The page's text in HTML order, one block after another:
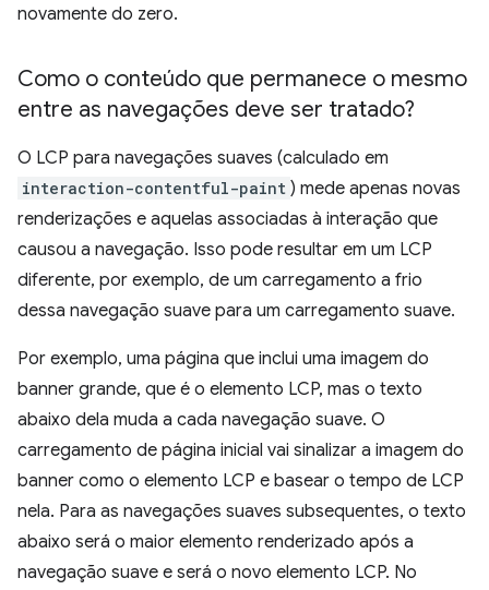
novamente do zero.
Como o conteúdo que permanece o mesmo
entre as navegações deve ser tratado?
O LCP para navegações suaves (calculado em
interaction-contentful-paint ) mede apenas novas
renderizações e aquelas associadas à interação que
causou a navegação. Isso pode resultar em um LCP
diferente, por exemplo, de um carregamento a frio
dessa navegação suave para um carregamento suave.
Por exemplo, uma página que inclui uma imagem do
banner grande, que é o elemento LCP, mas o texto
abaixo dela muda a cada navegação suave. O
carregamento de página inicial vai sinalizar a imagem do
banner como o elemento LCP e basear o tempo de LCP
nela. Para as navegações suaves subsequentes, o texto
abaixo será o maior elemento renderizado após a
navegação suave e será o novo elemento LCP. No